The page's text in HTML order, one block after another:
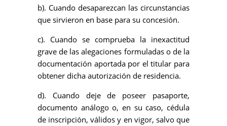
b). Cuando desaparezcan las circunstancias
que sirvieron en base para su concesión.
c). Cuando se comprueba la inexactitud
grave de las alegaciones formuladas o de la
documentación aportada por el titular para
obtener dicha autorización de residencia.
d). Cuando deje de poseer pasaporte,
documento análogo o, en su caso, cédula
de inscripción, válidos y en vigor, salvo que